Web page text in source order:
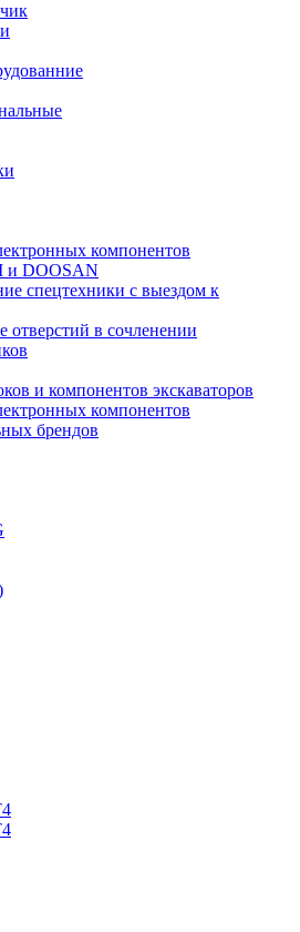
компонентов
и DOOSAN
спецтехники с выездом к
отверстий в сочленении
и компонентов экскаваторов
компонентов
брендов